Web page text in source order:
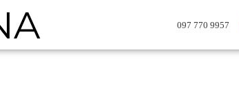
097 770 9957